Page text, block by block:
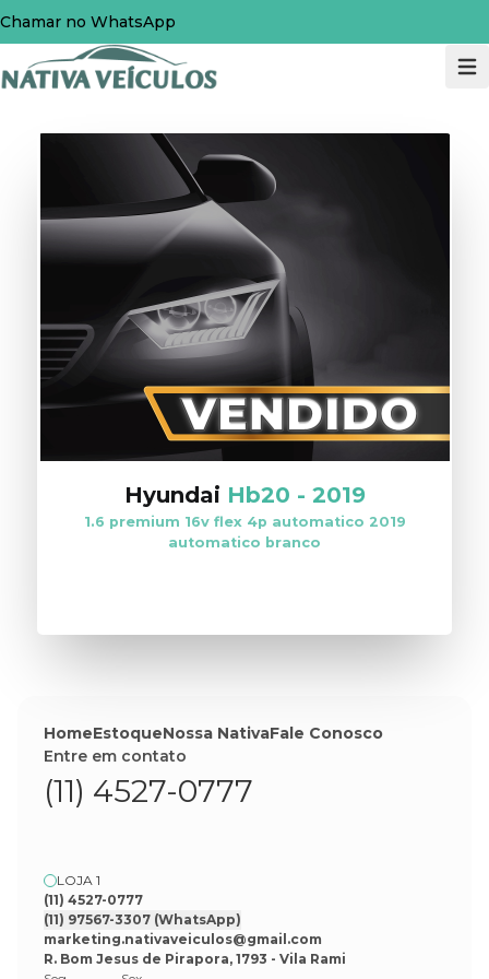
Chamar no WhatsApp
Hyundai Hb20 - 2019
1.6 premium 16v flex 4p automatico 2019
automatico branco
HomeEstoqueNossa NativaFale Conosco
Entre em contato
(11) 4527-0777
LOJA 1
(11) 4527-0777
(11) 97567-3307 (WhatsApp)
marketing.nativaveiculos@gmail.com
R. Bom Jesus de Pirapora, 1793 - Vila Rami